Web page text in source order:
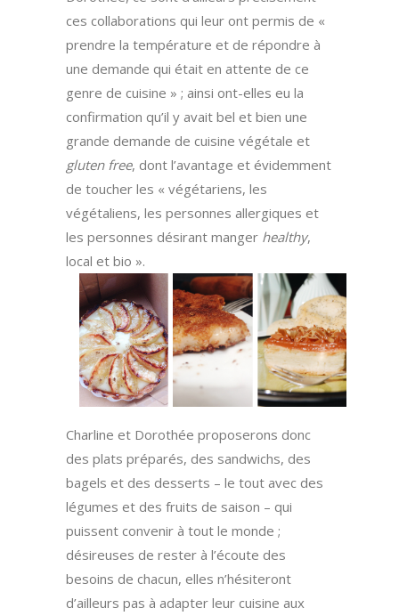
ces collaborations qui leur ont permis de «
prendre la température et de répondre à
une demande qui était en attente de ce
genre de cuisine » ; ainsi ont-elles eu la
confirmation qu’il y avait bel et bien une
grande demande de cuisine végétale et
gluten free, dont l’avantage et évidemment
de toucher les « végétariens, les
végétaliens, les personnes allergiques et
les personnes désirant manger healthy,
local et bio ».
Charline et Dorothée proposerons donc
des plats préparés, des sandwichs, des
bagels et des desserts – le tout avec des
légumes et des fruits de saison – qui
puissent convenir à tout le monde ;
désireuses de rester à l’écoute des
besoins de chacun, elles n’hésiteront
d’ailleurs pas à adapter leur cuisine aux